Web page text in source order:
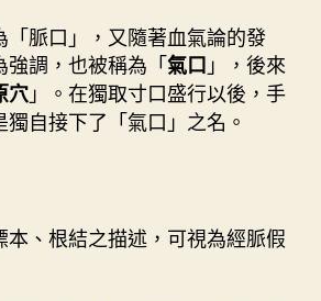
「脈口」，又隨著血氣論的發
強調，也被稱為「氣口 」，後來
穴」。在獨取寸口盛行以後，手
自接下了「氣口」之名。
、根結之描述，可視為經脈假